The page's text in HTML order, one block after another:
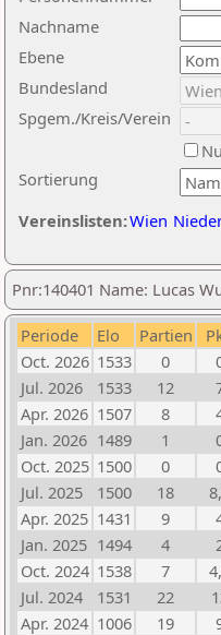
Nachname
Ebene
Sortierung
Bundesland
Spgem./Kreis/Verein
Vereinslisten:Wien
Pnr:140401 Name: Lucas
Periode Elo Partien
Oct. 2026 1533 0
Jul. 2026
1533 12
Apr. 2026 1507 8
Jan. 2026 1489 1
Oct. 2025 1500 0
Jul. 2025
1500 18
Apr. 2025 1431 9
Jan. 2025 1494 4
Oct. 2024 1538 7
Jul. 2024
1531 22
Apr. 2024 1006 19